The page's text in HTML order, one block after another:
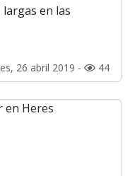
en las
26 abril 2019 - 44